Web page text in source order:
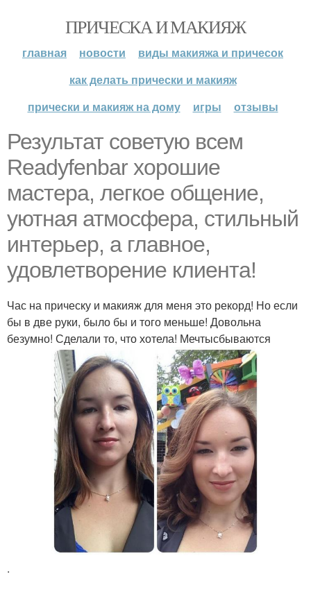
ПРИЧЕСКА И МАКИЯЖ
главная новости
виды макияжа и причесок
как делать прически и макияж
прически и макияж на дому
игры отзывы
Результат советую всем
Readyfenbar хорошие
мастера, легкое общение,
уютная атмосфера, стильный
интерьер, а главное,
удовлетворение клиента!
Час на прическу и макияж для меня это рекорд! Но если
бы в две руки, было бы и того меньше! Довольна
безумно! Сделали то, что хотела! Мечтысбываются
.